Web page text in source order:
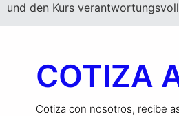
und den Kurs
COTIZA
Cotiza con nosotros, recibe